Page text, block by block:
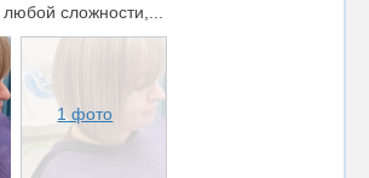
сложности,...
1 фото